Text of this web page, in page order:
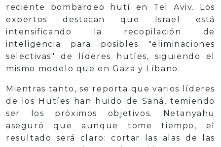
reciente bombardeo hutí en Tel Aviv. Los
expertos destacan que Israel está
intensificando la recopilación de
inteligencia para posibles "eliminaciones
selectivas" de líderes hutíes, siguiendo el
mismo modelo que en Gaza y Líbano.
Mientras tanto, se reporta que varios líderes
de los Hutíes han huido de Saná, temiendo
ser los próximos objetivos. Netanyahu
aseguró que aunque tome tiempo, el
resultado será claro: cortar las alas de las